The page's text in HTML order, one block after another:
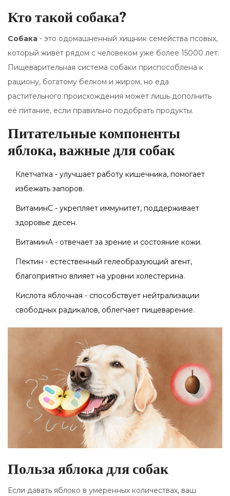
Кто такой собака?
Собака - это одомашненный хищник семейства псовых,
который живёт рядом с человеком уже более 15000 лет.
Пищеварительная система собаки приспособлена к
рациону, богатому белком и жиром, но еда
растительного происхождения может лишь дополнить
её питание, если правильно подобрать продукты.
Питательные компоненты
яблока, важные для собак
Клетчатка - улучшает работу кишечника, помогает
избежать запоров.
ВитаминС - укрепляет иммунитет, поддерживает
здоровье десен.
ВитаминА - отвечает за зрение и состояние кожи.
Пектин - естественный гелеобразующий агент,
благоприятно влияет на уровни холестерина.
Кислота яблочная - способствует нейтрализации
свободных радикалов, облегчает пищеварение.
Польза яблока для собак
Если давать яблоко в умеренных количествах, ваш